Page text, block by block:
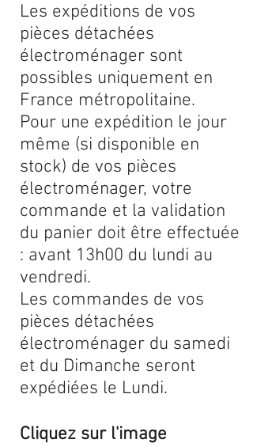
Les expéditions de vos
pièces détachées
électroménager sont
possibles uniquement en
France métropolitaine.
Pour une expédition le jour
même (si disponible en
stock) de vos pièces
électroménager, votre
commande et la validation
du panier doit être effectuée
: avant 13h00 du lundi au
vendredi.
Les commandes de vos
pièces détachées
électroménager du samedi
et du Dimanche seront
expédiées le Lundi.
Cliquez sur l'image